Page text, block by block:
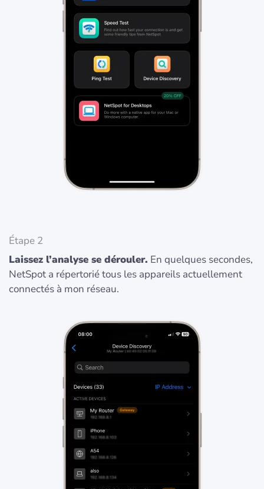
Étape 2
Laissez l’analyse se dérouler. En quelques secondes,
NetSpot a répertorié tous les appareils actuellement
connectés à mon réseau.